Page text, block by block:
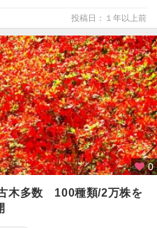
投稿日：１年以上前
0
木多数 100種類/2万株を